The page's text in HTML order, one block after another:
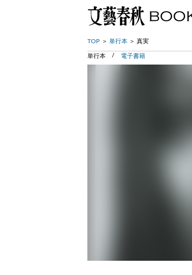
TOP 単行本 真実
単行本 電子書籍